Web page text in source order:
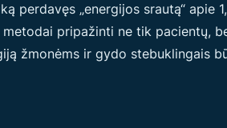
perdavęs „energijos srautą“ apie
pripažinti ne tik pacientų,
žmonėms ir gydo stebuklingais